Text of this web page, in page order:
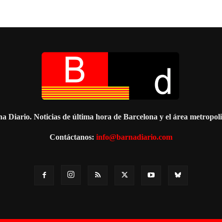
Diario. Noticias de última hora de Barcelona y el área
Contáctanos: info@barnadiario.com